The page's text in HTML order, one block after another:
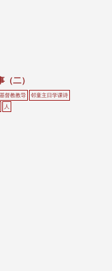
二）
基督教教导
邻童主日学课诗
人